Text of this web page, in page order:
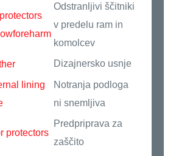
Odstranljivi ščitniki
v predelu ram in
komolcev
Dizajnersko usnje
Notranja podloga
ni snemljiva
Predpriprava za
zaščito